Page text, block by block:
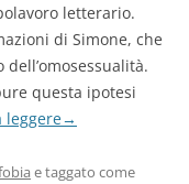
letterario.
di Simone, che
questa ipotesi
leggere→
e taggato come